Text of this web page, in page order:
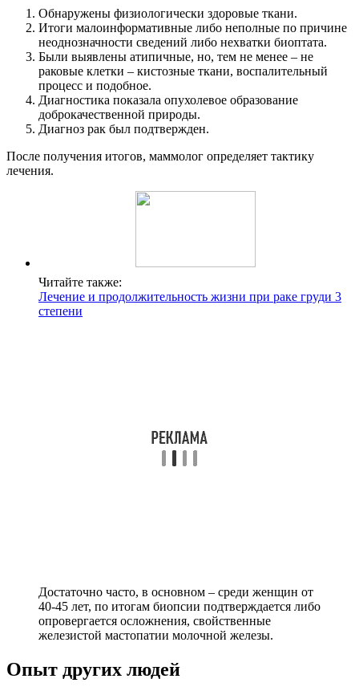
Обнаружены физиологически здоровые ткани.
Итоги малоинформативные либо неполные по причине
неоднозначности сведений либо нехватки биоптата.
Были выявлены атипичные, но, тем не менее – не
раковые клетки – кистозные ткани, воспалительный
процесс и подобное.
Диагностика показала опухолевое образование
доброкачественной природы.
Диагноз рак был подтвержден.
После получения итогов, маммолог определяет тактику
лечения.
Читайте также:
Лечение и продолжительность жизни при раке груди 3
степени
Достаточно часто, в основном – среди женщин от
40-45 лет, по итогам биопсии подтверждается либо
опровергается осложнения, свойственные
железистой мастопатии молочной железы.
Опыт других людей